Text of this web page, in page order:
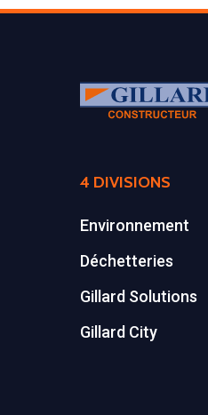
4 DIVISIONS
Environnement
Déchetteries
Gillard Solutions
Gillard City